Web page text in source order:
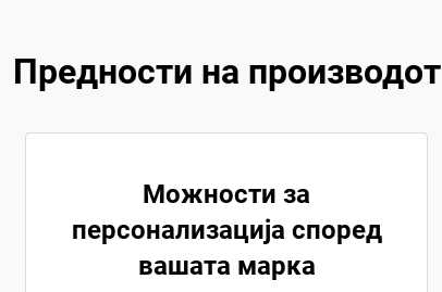
Предности на производот
Можности за
персонализација според
вашата марка